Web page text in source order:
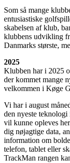
Som så mange
entusiastiske
skabelsen af klub,
klubbens udvikling
Danmarks største,
2025
Klubben har i 2025
der kommet mange
velkommen i Køge
Vi har i august
den nyeste
vil kunne opleves
dig nøjagtige data,
information om
telefon, tablet eller
TrackMan rangen